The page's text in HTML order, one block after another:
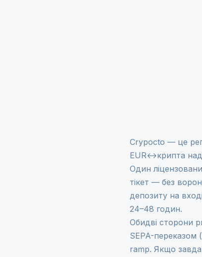
Crypocto — це
EUR↔крипта
Один
тікет — без
депозиту на
24–48 годин.
Обидві сторони
SEPA-переказом
ramp. Якщо